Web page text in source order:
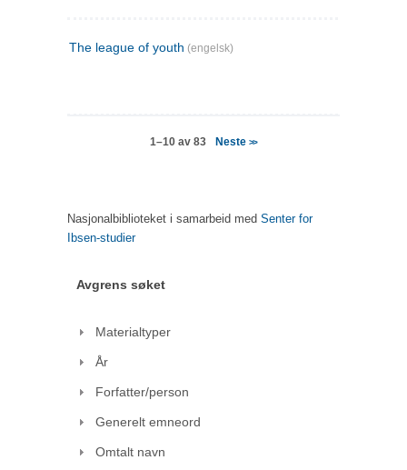
The league of youth (engelsk)
1–10 av 83 Neste>>
Nasjonalbiblioteket i samarbeid med Senter for
Ibsen-studier
Avgrens søket
Materialtyper
År
Forfatter/person
Generelt emneord
Omtalt navn